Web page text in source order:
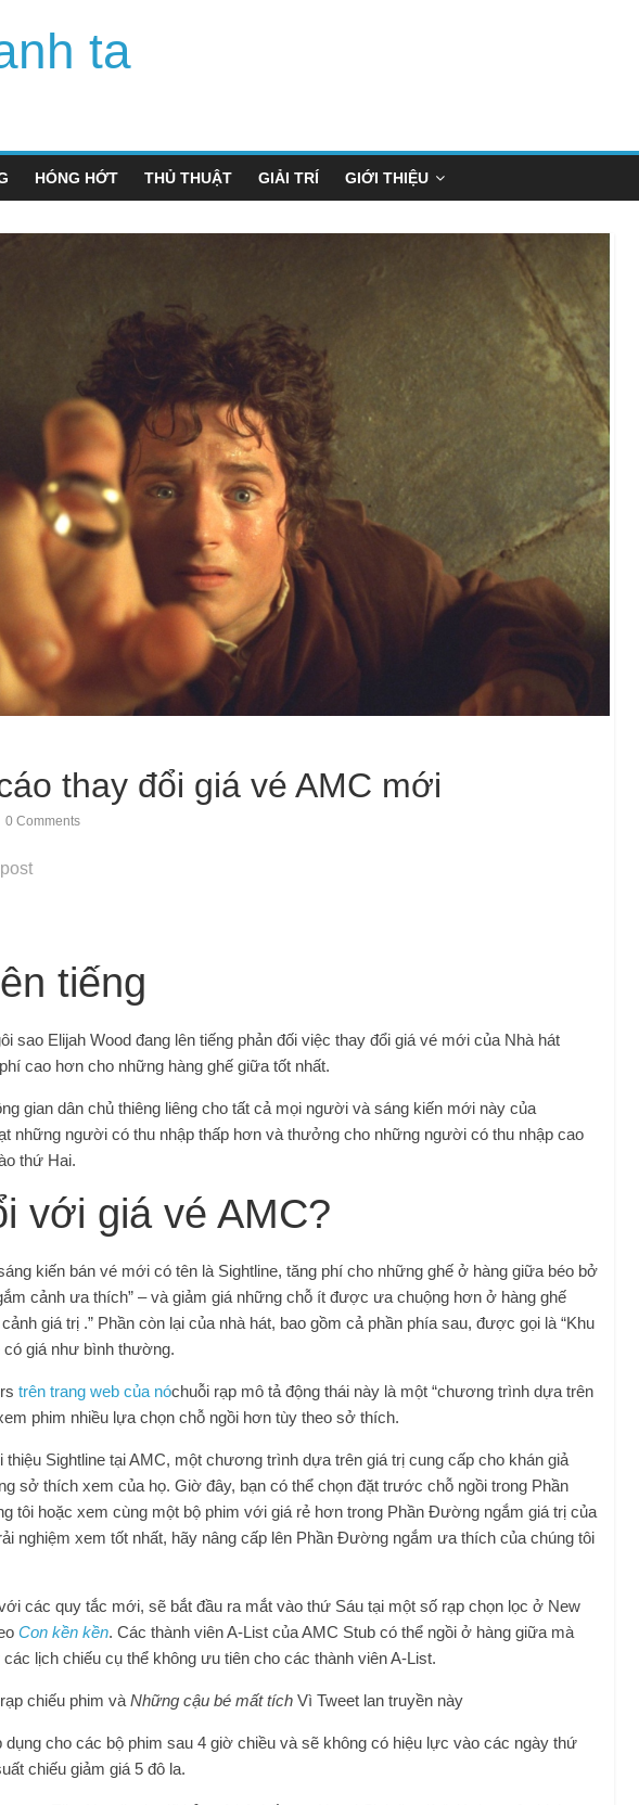
ta
HÓNG HỚT THỦ THUẬT GIẢI TRÍ GIỚI THIỆU
thay đổi giá vé AMC mới
0 Comments
tiếng
sao Elijah Wood đang lên tiếng phản đối việc thay đổi giá vé mới của Nhà hát
cao hơn cho những hàng ghế giữa tốt nhất.
gian dân chủ thiêng liêng cho tất cả mọi người và sáng kiến ​​mới này của
những người có thu nhập thấp hơn và thưởng cho những người có thu nhập cao
thứ Hai.
với giá vé AMC?
kiến ​​bán vé mới có tên là Sightline, tăng phí cho những ghế ở hàng giữa béo bở
cảnh ưa thích” – và giảm giá những chỗ ít được ưa chuộng hơn ở hàng ghế
giá trị .” Phần còn lại của nhà hát, bao gồm cả phần phía sau, được gọi là “Khu
giá như bình thường.
trên trang web của nóchuỗi rạp mô tả động thái này là một “chương trình dựa trên
phim nhiều lựa chọn chỗ ngồi hơn tùy theo sở thích.
Sightline tại AMC, một chương trình dựa trên giá trị cung cấp cho khán giả
sở thích xem của họ. Giờ đây, bạn có thể chọn đặt trước chỗ ngồi trong Phần
tôi hoặc xem cùng một bộ phim với giá rẻ hơn trong Phần Đường ngắm giá trị của
nghiệm xem tốt nhất, hãy nâng cấp lên Phần Đường ngắm ưa thích của chúng tôi
các quy tắc mới, sẽ bắt đầu ra mắt vào thứ Sáu tại một số rạp chọn lọc ở New
Con kền kền. Các thành viên A-List của AMC Stub có thể ngồi ở hàng giữa mà
lịch chiếu cụ thể không ưu tiên cho các thành viên A-List.
chiếu phim và Những cậu bé mất tích Vì Tweet lan truyền này
dụng cho các bộ phim sau 4 giờ chiều và sẽ không có hiệu lực vào các ngày thứ
chiếu giảm giá 5 đô la.